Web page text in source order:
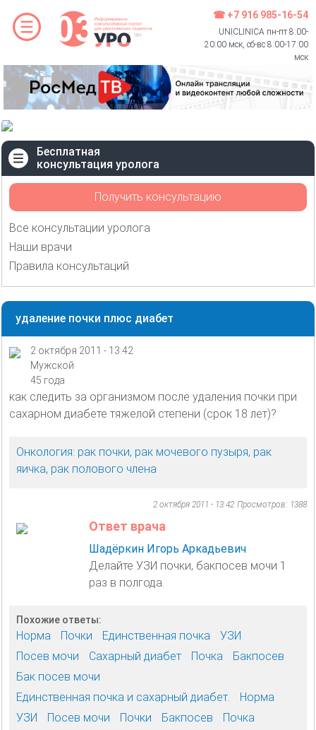
☎ +7 916 985-16-54
UNICLINICA пн-пт 8:00-
20:00 мск, сб-вс 8:00-17:00
мск
Бесплатная
консультация уролога
Получить консультацию
Все консультации уролога
Наши врачи
Правила консультаций
удаление почки плюс диабет
2 октября 2011 - 13:42
Мужской
45 года
как следить за организмом после удаления почки при
сахарном диабете тяжелой степени (срок 18 лет)?
Онкология: рак почки, рак мочевого пузыря, рак
яичка, рак полового члена
2 октября 2011 - 13:42 Просмотров: 1388
Ответ врача
Шадёркин Игорь Аркадьевич
Делайте УЗИ почки, бакпосев мочи 1
раз в полгода.
Похожие ответы:
Норма Почки Единственная почка
УЗИ
Посев мочи
Сахарный диабет Почка
Бакпосев
Бак посев мочи
Единственная почка и сахарный диабет.
Норма
УЗИ
Посев мочи Почки Бакпосев
Почка